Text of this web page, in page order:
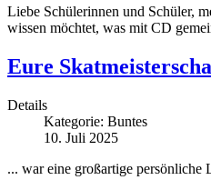
Liebe Schülerinnen und Schüler,
wissen möchtet, was mit CD
Eure
Details
Kategorie: Buntes
10. Juli 2025
... war eine großartige persönliche